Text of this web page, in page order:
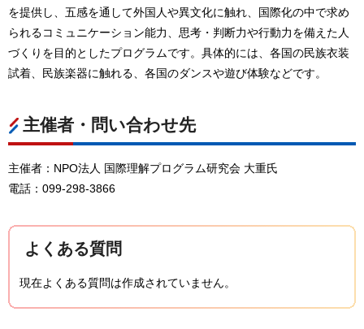
を提供し、五感を通して外国人や異文化に触れ、国際化の中で求め
られるコミュニケーション能力、思考・判断力や行動力を備えた人
づくりを目的としたプログラムです。具体的には、各国の民族衣装
試着、民族楽器に触れる、各国のダンスや遊び体験などです。
主催者・問い合わせ先
主催者：NPO法人 国際理解プログラム研究会 大重氏
電話：099-298-3866
よくある質問
現在よくある質問は作成されていません。